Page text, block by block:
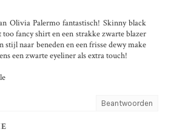
Olivia Palermo fantastisch! Skinny black
fancy shirt en een strakke zwarte blazer
stijl naar beneden en een frisse dewy make
een zwarte eyeliner als extra touch!
Beantwoorden